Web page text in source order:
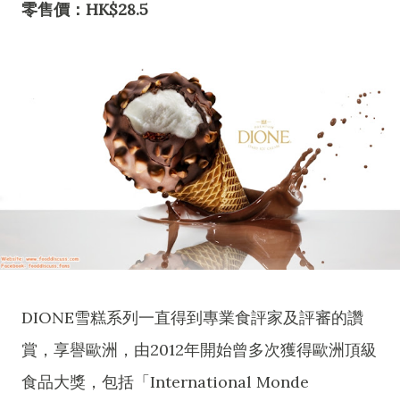
零售價：HK$28.5
DIONE雪糕系列一直得到專業食評家及評審的讚
賞，享譽歐洲，由2012年開始曾多次獲得歐洲頂級
食品大獎，包括「International Monde